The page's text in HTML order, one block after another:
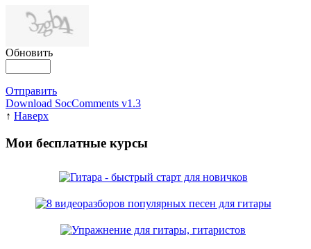
Обновить
Отправить
Download SocComments v1.3
↑ Наверх
Мои бесплатные курсы